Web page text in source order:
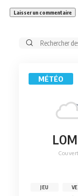
Rechercher:
MÉTÉO
Couvert
JEU